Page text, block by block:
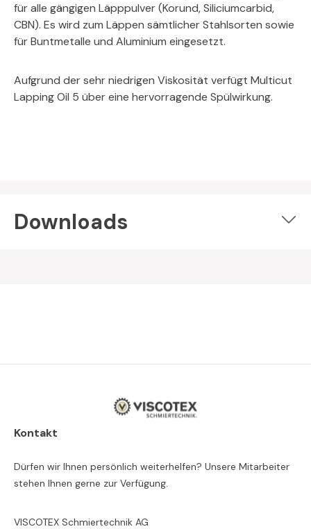
für alle gängigen Läpppulver (Korund, Siliciumcarbid,
CBN). Es wird zum Läppen sämtlicher Stahlsorten sowie
für Buntmetalle und Aluminium eingesetzt.
Aufgrund der sehr niedrigen Viskosität verfügt Multicut
Lapping Oil 5 über eine hervorragende Spülwirkung.
Downloads
Kontakt
Dürfen wir Ihnen persönlich weiterhelfen? Unsere Mitarbeiter
stehen Ihnen gerne zur Verfügung.
VISCOTEX Schmiertechnik AG